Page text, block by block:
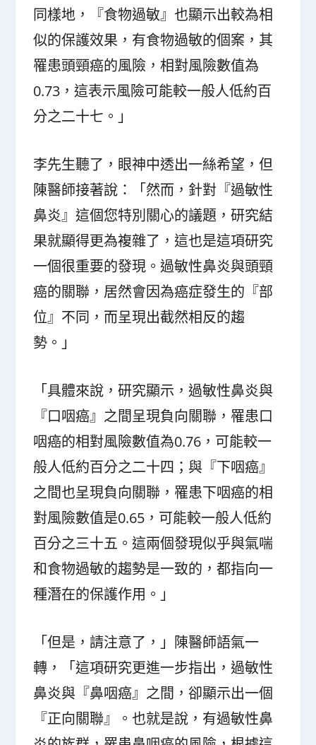
同樣地，『食物過敏』也顯示出較為相
似的保護效果，有食物過敏的個案，其
罹患頭頸癌的風險，相對風險數值為
0.73，這表示風險可能較一般人低約百
分之二十七。」
李先生聽了，眼神中透出一絲希望，但
陳醫師接著說：「然而，針對『過敏性
鼻炎』這個您特別關心的議題，研究結
果就顯得更為複雜了，這也是這項研究
一個很重要的發現。過敏性鼻炎與頭頸
癌的關聯，居然會因為癌症發生的『部
位』不同，而呈現出截然相反的趨
勢。」
「具體來說，研究顯示，過敏性鼻炎與
『口咽癌』之間呈現負向關聯，罹患口
咽癌的相對風險數值為0.76，可能較一
般人低約百分之二十四；與『下咽癌』
之間也呈現負向關聯，罹患下咽癌的相
對風險數值是0.65，可能較一般人低約
百分之三十五。這兩個發現似乎與氣喘
和食物過敏的趨勢是一致的，都指向一
種潛在的保護作用。」
「但是，請注意了，」陳醫師語氣一
轉，「這項研究更進一步指出，過敏性
鼻炎與『鼻咽癌』之間，卻顯示出一個
『正向關聯』。也就是說，有過敏性鼻